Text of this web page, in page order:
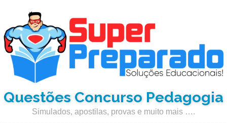
Questões Concurso Pedagogia
Simulados, apostilas, provas e muito mais ….